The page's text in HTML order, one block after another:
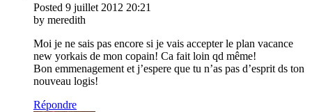
Posted 9 juillet 2012 20:21
by meredith
Moi je ne sais pas encore si je vais accepter le plan vacance
new yorkais de mon copain! Ca fait loin qd même!
Bon emmenagement et j’espere que tu n’as pas d’esprit ds ton
nouveau logis!
Répondre